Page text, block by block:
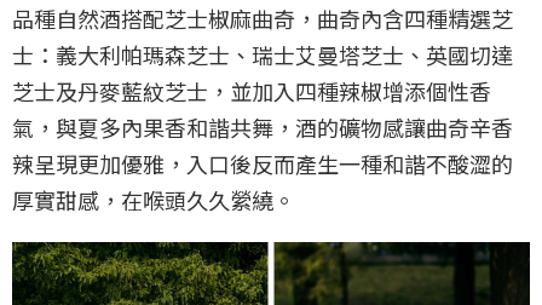
品種自然酒搭配芝士椒麻曲奇，曲奇內含四種精選芝
士：義大利帕瑪森芝士、瑞士艾曼塔芝士、英國切達
芝士及丹麥藍紋芝士，並加入四種辣椒增添個性香
氣，與夏多內果香和諧共舞，酒的礦物感讓曲奇辛香
辣呈現更加優雅，入口後反而產生一種和諧不酸澀的
厚實甜感，在喉頭久久縈繞。